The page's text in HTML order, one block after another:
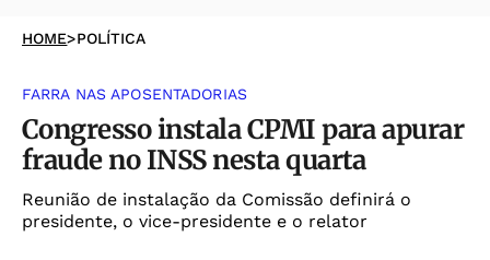
HOME>POLÍTICA
FARRA NAS APOSENTADORIAS
Congresso instala CPMI para apurar
fraude no INSS nesta quarta
Reunião de instalação da Comissão definirá o
presidente, o vice-presidente e o relator